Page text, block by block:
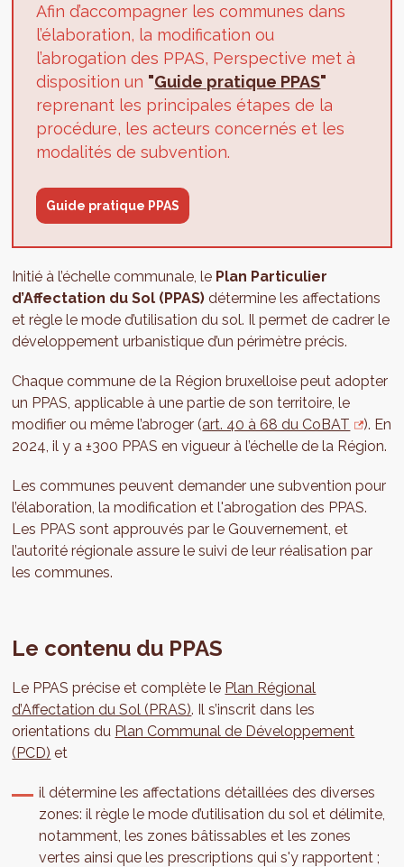
Afin d’accompagner les communes dans
l’élaboration, la modification ou
l’abrogation des PPAS, Perspective met à
disposition un "Guide pratique PPAS"
reprenant les principales étapes de la
procédure, les acteurs concernés et les
modalités de subvention.
Guide pratique PPAS
Initié à l’échelle communale, le Plan Particulier
d’Affectation du Sol (PPAS) détermine les affectations
et règle le mode d’utilisation du sol. Il permet de cadrer le
développement urbanistique d’un périmètre précis.
Chaque commune de la Région bruxelloise peut adopter
un PPAS, applicable à une partie de son territoire, le
modifier ou même l’abroger (art. 40 à 68 du CoBAT
). En
2024, il y a ±300 PPAS en vigueur à l’échelle de la Région.
Les communes peuvent demander une subvention pour
l’élaboration, la modification et l'abrogation des PPAS.
Les PPAS sont approuvés par le Gouvernement, et
l’autorité régionale assure le suivi de leur réalisation par
les communes.
Le contenu du PPAS
Le PPAS précise et complète le Plan Régional
d’Affectation du Sol (PRAS). Il s’inscrit dans les
orientations du Plan Communal de Développement
(PCD) et
il détermine les affectations détaillées des diverses
zones: il règle le mode d’utilisation du sol et délimite,
notamment, les zones bâtissables et les zones
vertes ainsi que les prescriptions qui s'y rapportent ;